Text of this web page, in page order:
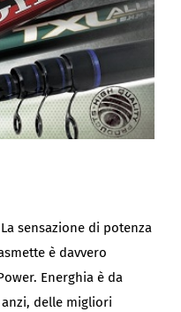
La sensazione di potenza
è davvero
Energhia è da
delle migliori